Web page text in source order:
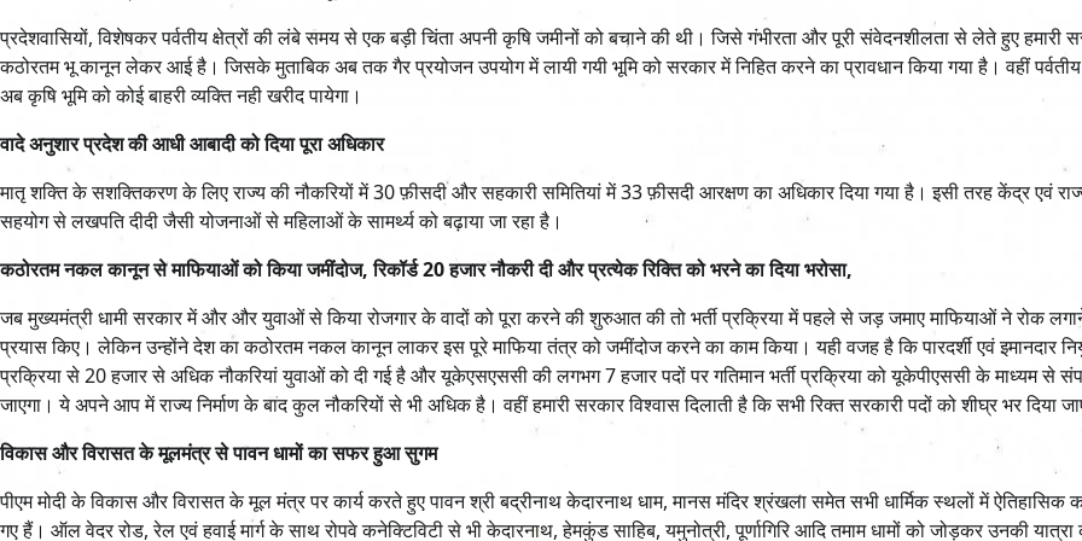
प्रदेशवासियों, विशेषकर पर्वतीय क्षेत्रों की लंबे समय से एक बड़ी चिंता अपनी कृषि जमीनों को बचाने की थी। जिसे गंभीरता और पूरी संवेदनशीलता से लेते हुए हमारी
कठोरतम भू कानून लेकर आई है। जिसके मुताबिक अब तक गैर प्रयोजन उपयोग में लायी गयी भूमि को सरकार में निहित करने का प्रावधान किया गया है। वहीं पर्वतीय
अब कृषि भूमि को कोई बाहरी व्यक्ति नही खरीद पायेगा।
वादे अनुशार प्रदेश की आधी आबादी को दिया पूरा अधिकार
मातृ शक्ति के सशक्तिकरण के लिए राज्य की नौकरियों में 30 फ़ीसदी और सहकारी समितियां में 33 फ़ीसदी आरक्षण का अधिकार दिया गया है। इसी तरह केंद्र एवं
सहयोग से लखपति दीदी जैसी योजनाओं से महिलाओं के सामर्थ्य को बढ़ाया जा रहा है।
कठोरतम नकल कानून से माफियाओं को किया जमींदोज, रिकॉर्ड 20 हजार नौकरी दी और प्रत्येक रिक्ति को भरने का दिया भरोसा,
जब मुख्यमंत्री धामी सरकार में और और युवाओं से किया रोजगार के वादों को पूरा करने की शुरुआत की तो भर्ती प्रक्रिया में पहले से जड़ जमाए माफियाओं ने रोक
प्रयास किए। लेकिन उन्होंने देश का कठोरतम नकल कानून लाकर इस पूरे माफिया तंत्र को जमींदोज करने का काम किया। यही वजह है कि पारदर्शी एवं इमानदार
प्रक्रिया से 20 हजार से अधिक नौकरियां युवाओं को दी गई है और यूकेएसएससी की लगभग 7 हजार पदों पर गतिमान भर्ती प्रक्रिया को यूकेपीएससी के माध्यम से
जाएगा। ये अपने आप में राज्य निर्माण के बाद कुल नौकरियों से भी अधिक है। वहीं हमारी सरकार विश्वास दिलाती है कि सभी रिक्त सरकारी पदों को शीघ्र भर दिया
विकास और विरासत के मूलमंत्र से पावन धामों का सफर हुआ सुगम
पीएम मोदी के विकास और विरासत के मूल मंत्र पर कार्य करते हुए पावन श्री बद्रीनाथ केदारनाथ धाम, मानस मंदिर श्रंखला समेत सभी धार्मिक स्थलों में ऐतिहासिक
गए हैं। ऑल वेदर रोड, रेल एवं हवाई मार्ग के साथ रोपवे कनेक्टिविटी से भी केदारनाथ, हेमकुंड साहिब, यमुनोत्री, पूर्णागिरि आदि तमाम धामों को जोड़कर उनकी